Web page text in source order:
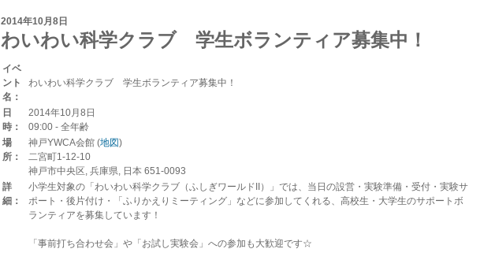
2014年10月8日
わいわい科学クラブ 学生ボランティア募集中！
イベ
ント
名：
わいわい科学クラブ 学生ボランティア募集中！
日
時：
2014年10月8日
09:00 - 全年齢
場
所：
神戸YWCA会館 (地図)
二宮町1-12-10
神戸市中央区, 兵庫県, 日本 651-0093
詳
細：
小学生対象の「わいわい科学クラブ（ふしぎワールドII）」では、当日の設営・実験準備・受付・実験サ
ポート・後片付け・「ふりかえりミーティング」などに参加してくれる、高校生・大学生のサポートボ
ランティアを募集しています！
「事前打ち合わせ会」や「お試し実験会」への参加も大歓迎です☆